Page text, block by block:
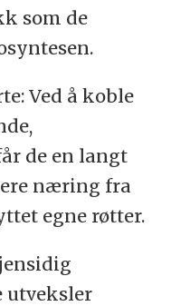
som de
Ved å koble
de en langt
næring fra
egne røtter.
utveksler